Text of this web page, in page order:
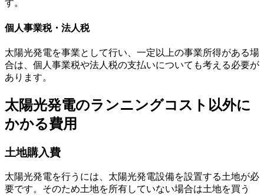
す。
個人事業税・法人税
太陽光発電を事業として行い、一定以上の事業所得がある場
合は、 個人事業税や法人税の支払いについても考える必要が
あります。
太陽光発電のランニングコスト以外に
かかる費用
土地購入費
太陽光発電を行うには、太陽光発電設備を設置する土地が必
要です。そのため土地を所有していない場合は土地を買う